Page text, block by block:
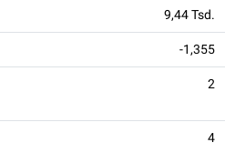
9,44 Tsd.
-1,355
2
4